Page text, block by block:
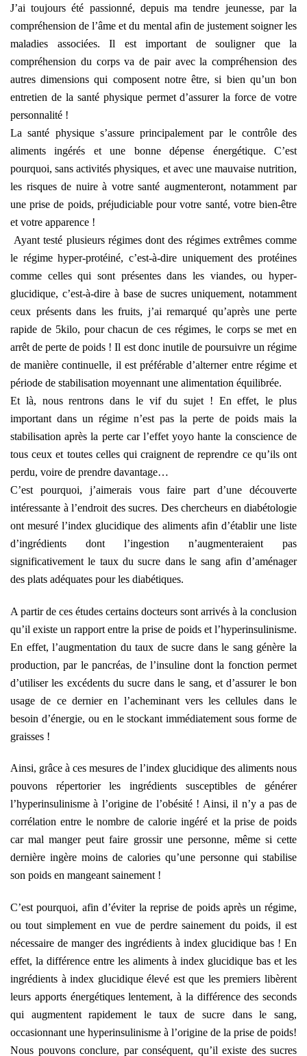
J’ai toujours été passionné, depuis ma tendre jeunesse, par la
compréhension de l’âme et du mental afin de justement soigner les
maladies associées. Il est important de souligner que la
compréhension du corps va de pair avec la compréhension des
autres dimensions qui composent notre être, si bien qu’un bon
entretien de la santé physique permet d’assurer la force de votre
personnalité !
La santé physique s’assure principalement par le contrôle des
aliments ingérés et une bonne dépense énergétique. C’est
pourquoi, sans activités physiques, et avec une mauvaise nutrition,
les risques de nuire à votre santé augmenteront, notamment par
une prise de poids, préjudiciable pour votre santé, votre bien-être
et votre apparence !
Ayant testé plusieurs régimes dont des régimes extrêmes comme
le régime hyper-protéiné, c’est-à-dire uniquement des protéines
comme celles qui sont présentes dans les viandes, ou hyper-
glucidique, c’est-à-dire à base de sucres uniquement, notamment
ceux présents dans les fruits, j’ai remarqué qu’après une perte
rapide de 5kilo, pour chacun de ces régimes, le corps se met en
arrêt de perte de poids ! Il est donc inutile de poursuivre un régime
de manière continuelle, il est préférable d’alterner entre régime et
période de stabilisation moyennant une alimentation équilibrée.
Et là, nous rentrons dans le vif du sujet ! En effet, le plus
important dans un régime n’est pas la perte de poids mais la
stabilisation après la perte car l’effet yoyo hante la conscience de
tous ceux et toutes celles qui craignent de reprendre ce qu’ils ont
perdu, voire de prendre davantage…
C’est pourquoi, j’aimerais vous faire part d’une découverte
intéressante à l’endroit des sucres. Des chercheurs en diabétologie
ont mesuré l’index glucidique des aliments afin d’établir une liste
d’ingrédients dont l’ingestion n’augmenteraient pas
significativement le taux du sucre dans le sang afin d’aménager
des plats adéquates pour les diabétiques.
A partir de ces études certains docteurs sont arrivés à la conclusion
qu’il existe un rapport entre la prise de poids et l’hyperinsulinisme.
En effet, l’augmentation du taux de sucre dans le sang génère la
production, par le pancréas, de l’insuline dont la fonction permet
d’utiliser les excédents du sucre dans le sang, et d’assurer le bon
usage de ce dernier en l’acheminant vers les cellules dans le
besoin d’énergie, ou en le stockant immédiatement sous forme de
graisses !
Ainsi, grâce à ces mesures de l’index glucidique des aliments nous
pouvons répertorier les ingrédients susceptibles de générer
l’hyperinsulinisme à l’origine de l’obésité ! Ainsi, il n’y a pas de
corrélation entre le nombre de calorie ingéré et la prise de poids
car mal manger peut faire grossir une personne, même si cette
dernière ingère moins de calories qu’une personne qui stabilise
son poids en mangeant sainement !
C’est pourquoi, afin d’éviter la reprise de poids après un régime,
ou tout simplement en vue de perdre sainement du poids, il est
nécessaire de manger des ingrédients à index glucidique bas ! En
effet, la différence entre les aliments à index glucidique bas et les
ingrédients à index glucidique élevé est que les premiers libèrent
leurs apports énergétiques lentement, à la différence des seconds
qui augmentent rapidement le taux de sucre dans le sang,
occasionnant une hyperinsulinisme à l’origine de la prise de poids!
Nous pouvons conclure, par conséquent, qu’il existe des sucres